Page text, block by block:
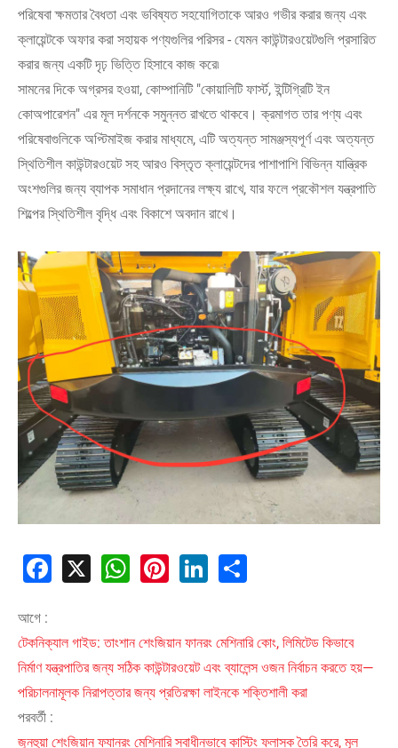
পরিষেবা ক্ষমতার বৈধতা এবং ভবিষ্যত সহযোগিতাকে আরও গভীর করার জন্য এবং
ক্লায়েন্টকে অফার করা সহায়ক পণ্যগুলির পরিসর - যেমন কাউন্টারওয়েটগুলি প্রসারিত
করার জন্য একটি দৃঢ় ভিত্তি হিসাবে কাজ করে৷
সামনের দিকে অগ্রসর হওয়া, কোম্পানিটি "কোয়ালিটি ফার্স্ট, ইন্টিগ্রিটি ইন
কোঅপারেশন" এর মূল দর্শনকে সমুন্নত রাখতে থাকবে। ক্রমাগত তার পণ্য এবং
পরিষেবাগুলিকে অপ্টিমাইজ করার মাধ্যমে, এটি অত্যন্ত সামঞ্জস্যপূর্ণ এবং অত্যন্ত
স্থিতিশীল কাউন্টারওয়েট সহ আরও বিস্তৃত ক্লায়েন্টদের পাশাপাশি বিভিন্ন যান্ত্রিক
অংশগুলির জন্য ব্যাপক সমাধান প্রদানের লক্ষ্য রাখে, যার ফলে প্রকৌশল যন্ত্রপাতি
শিল্পের স্থিতিশীল বৃদ্ধি এবং বিকাশে অবদান রাখে।
Facebook
X WhatsAppPinterestLinkedInShare
আগে :
টেকনিক্যাল গাইড: তাংশান শেংজিয়ান ফানরং মেশিনারি কোং, লিমিটেড কিভাবে
নির্মাণ যন্ত্রপাতির জন্য সঠিক কাউন্টারওয়েট এবং ব্যালেন্স ওজন নির্বাচন করতে হয়—
পরিচালনামূলক নিরাপত্তার জন্য প্রতিরক্ষা লাইনকে শক্তিশালী করা
পরবর্তী :
জুনহুয়া শেংজিয়ান ফ্যানরং মেশিনারি স্বাধীনভাবে কাস্টিং ফ্লাস্ক তৈরি করে, মূল